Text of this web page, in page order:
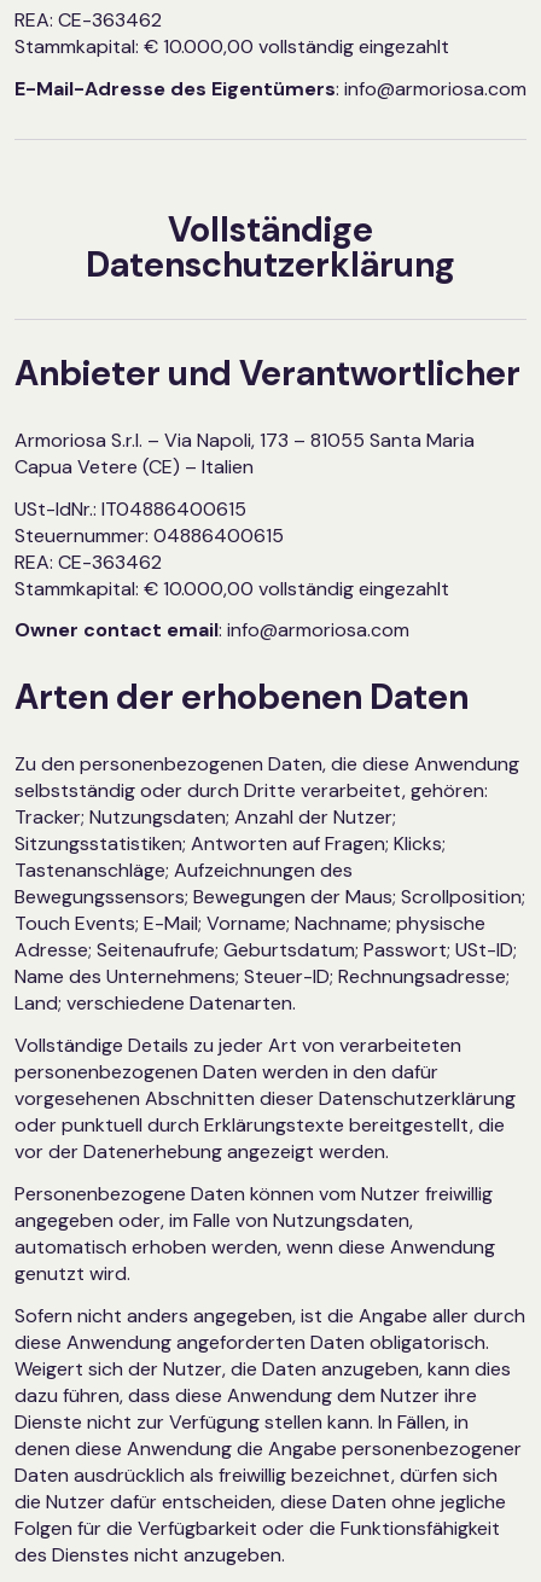
REA: CE-363462
Stammkapital: € 10.000,00 vollständig eingezahlt
E-Mail-Adresse des Eigentümers: info@armoriosa.com
Vollständige
Datenschutzerklärung
Anbieter und Verantwortlicher
Armoriosa S.r.l. – Via Napoli, 173 – 81055 Santa Maria
Capua Vetere (CE) – Italien
USt-IdNr.: IT04886400615
Steuernummer: 04886400615
REA: CE-363462
Stammkapital: € 10.000,00 vollständig eingezahlt
Owner contact email: info@armoriosa.com
Arten der erhobenen Daten
Zu den personenbezogenen Daten, die diese Anwendung
selbstständig oder durch Dritte verarbeitet, gehören:
Tracker; Nutzungsdaten; Anzahl der Nutzer;
Sitzungsstatistiken; Antworten auf Fragen; Klicks;
Tastenanschläge; Aufzeichnungen des
Bewegungssensors; Bewegungen der Maus; Scrollposition;
Touch Events; E-Mail; Vorname; Nachname; physische
Adresse; Seitenaufrufe; Geburtsdatum; Passwort; USt-ID;
Name des Unternehmens; Steuer-ID; Rechnungsadresse;
Land; verschiedene Datenarten.
Vollständige Details zu jeder Art von verarbeiteten
personenbezogenen Daten werden in den dafür
vorgesehenen Abschnitten dieser Datenschutzerklärung
oder punktuell durch Erklärungstexte bereitgestellt, die
vor der Datenerhebung angezeigt werden.
Personenbezogene Daten können vom Nutzer freiwillig
angegeben oder, im Falle von Nutzungsdaten,
automatisch erhoben werden, wenn diese Anwendung
genutzt wird.
Sofern nicht anders angegeben, ist die Angabe aller durch
diese Anwendung angeforderten Daten obligatorisch.
Weigert sich der Nutzer, die Daten anzugeben, kann dies
dazu führen, dass diese Anwendung dem Nutzer ihre
Dienste nicht zur Verfügung stellen kann. In Fällen, in
denen diese Anwendung die Angabe personenbezogener
Daten ausdrücklich als freiwillig bezeichnet, dürfen sich
die Nutzer dafür entscheiden, diese Daten ohne jegliche
Folgen für die Verfügbarkeit oder die Funktionsfähigkeit
des Dienstes nicht anzugeben.